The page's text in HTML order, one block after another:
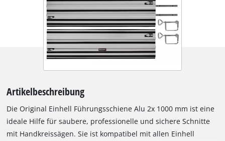
Artikelbeschreibung
Die Original Einhell Führungsschiene Alu 2x 1000 mm ist eine
ideale Hilfe für saubere, professionelle und sichere Schnitte
mit Handkreissägen. Sie ist kompatibel mit allen Einhell